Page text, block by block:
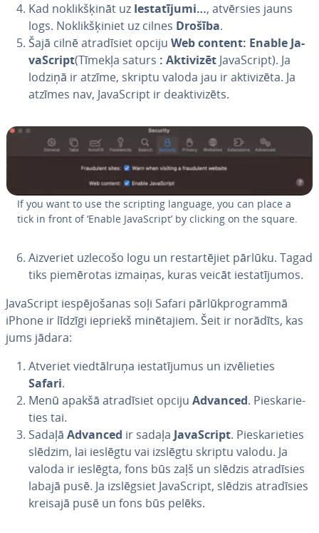
Kad no­klik­šķi­nāt uz Ie­sta­tī­ju­mi…, atvērsies jauns
logs. No­klik­šķi­niet uz cilnes Drošība.
Šajā cilnē at­ra­dī­siet opciju Web content: Enable Ja­
vaScript(Tīmekļa saturs : Aktivizēt Ja­vaScript). Ja
lodziņā ir atzīme, skriptu valoda jau ir ak­ti­vi­zē­ta. Ja
atzīmes nav, Ja­vaScript ir deak­ti­vi­zēts.
If you want to use the scripting language, you can place a
tick in front of ‘Enable Ja­vaScript’ by clicking on the square.
Aizveriet uzlecošo logu un res­tar­tē­jiet pārlūku. Tagad
tiks pie­mē­ro­tas izmaiņas, kuras veicāt ie­sta­tī­ju­mos.
Ja­vaScript ie­spē­jo­ša­nas soļi Safari pār­lūkprog­ram­mā
iPhone ir līdzīgi iepriekš mi­nē­ta­jiem. Šeit ir norādīts, kas
jums jādara:
Atveriet viedtāl­ru­ņa ie­sta­tī­ju­mus un iz­vē­lie­ties
Safari.
Menū apakšā at­ra­dī­siet opciju Advanced. Pie­ska­rie­
ties tai.
Sadaļā Advanced ir sadaļa Ja­vaScript. Pie­ska­rie­ties
slēdzim, lai ieslēgtu vai izslēgtu skriptu valodu. Ja
valoda ir ieslēgta, fons būs zaļš un slēdzis at­ra­dī­sies
labajā pusē. Ja iz­slēg­siet Ja­vaScript, slēdzis at­ra­dī­sies
kreisajā pusē un fons būs pelēks.